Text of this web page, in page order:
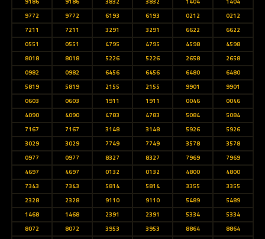
9772
9772 6193 6193 0212
0212
7211
7211 3291 3291 6622
6622
0551
0551 4795 4795 4598
4598
8018
8018 5226 5226 2658
2658
0982
0982 6456 6456 6480
6480
5819
5819 2155 2155 9901
9901
0603
0603 1911 1911 0046
0046
4090
4090 4783 4783 5084
5084
7167
7167 3148 3148 5926
5926
3029
3029 7749 7749 3578
3578
0977
0977 8327 8327 7969
7969
4697
4697 0132 0132 4800
4800
7343
7343 5814 5814 3355
3355
2328
2328 9110 9110 5489
5489
1468
1468 2391 2391 5334
5334
8072
8072 3953 3953 8864
8864